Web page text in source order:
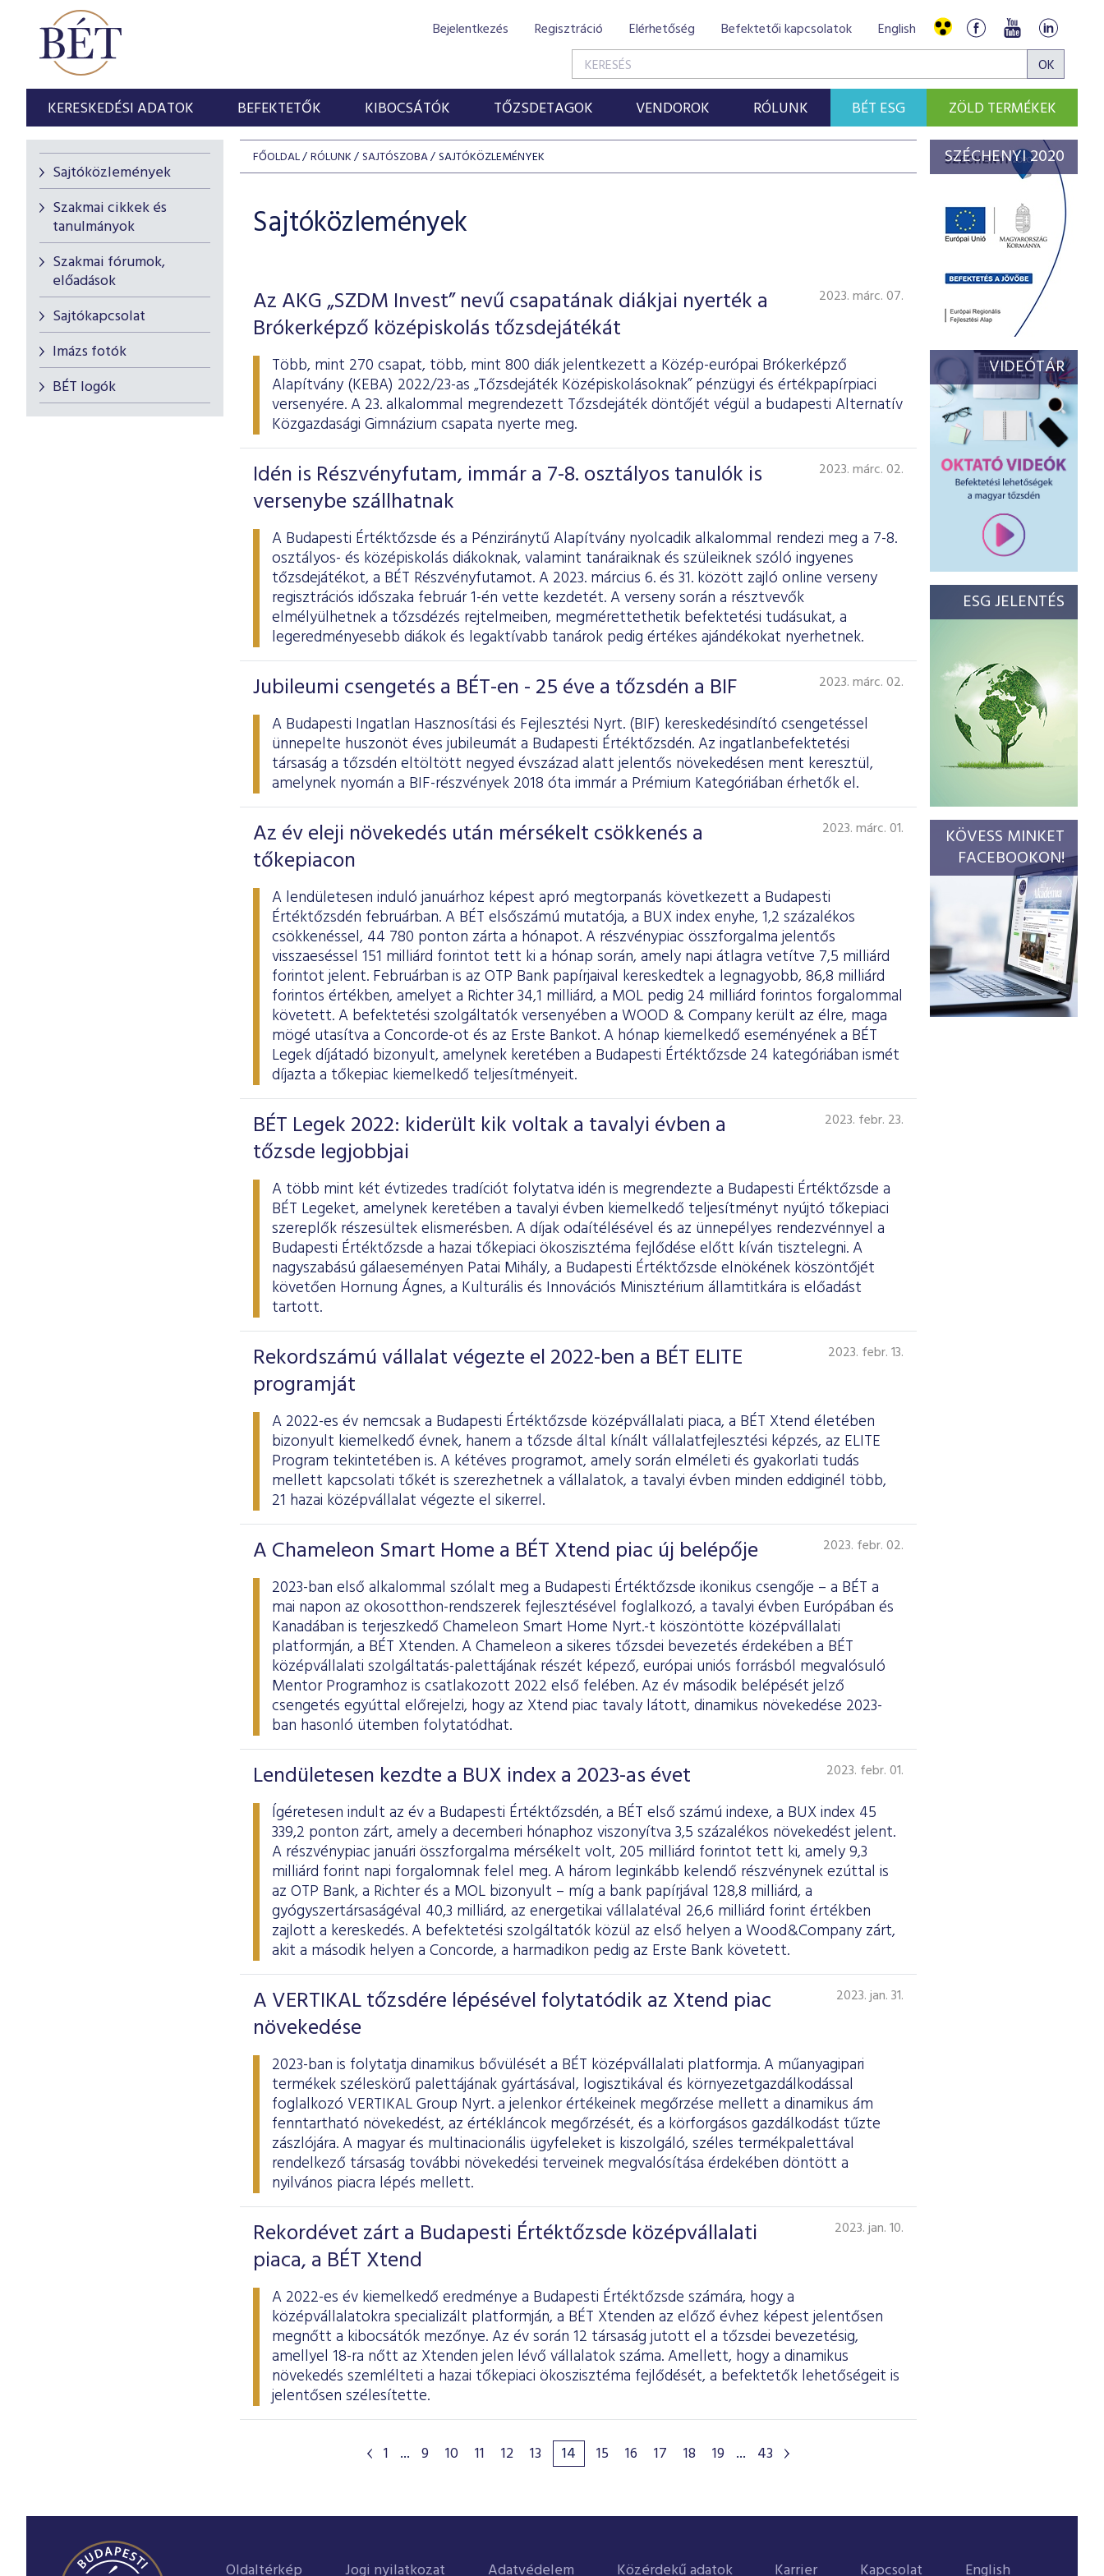
Bejelentkezés Regisztráció Elérhetőség Befektetői kapcsolatok English
KERESKEDÉSI ADATOK BEFEKTETŐK KIBOCSÁTÓK TŐZSDETAGOK VENDOROK RÓLUNK BÉT ESG ZÖLD TERMÉKEK
Sajtóközlemények
Szakmai cikkek és
tanulmányok
Szakmai fórumok,
előadások
Sajtókapcsolat
Imázs fotók
BÉT logók
FŐOLDAL RÓLUNK SAJTÓSZOBA SAJTÓKÖZLEMÉNYEK
Sajtóközlemények
Az AKG „SZDM Invest” nevű csapatának diákjai nyerték a
Brókerképző középiskolás tőzsdejátékát
2023. márc. 07.
Több, mint 270 csapat, több, mint 800 diák jelentkezett a Közép-európai Brókerképző
Alapítvány (KEBA) 2022/23-as „Tőzsdejáték Középiskolásoknak” pénzügyi és értékpapírpiaci
versenyére. A 23. alkalommal megrendezett Tőzsdejáték döntőjét végül a budapesti Alternatív
Közgazdasági Gimnázium csapata nyerte meg.
Idén is Részvényfutam, immár a 7-8. osztályos tanulók is
versenybe szállhatnak
2023. márc. 02.
A Budapesti Értéktőzsde és a Pénziránytű Alapítvány nyolcadik alkalommal rendezi meg a 7-8.
osztályos- és középiskolás diákoknak, valamint tanáraiknak és szüleiknek szóló ingyenes
tőzsdejátékot, a BÉT Részvényfutamot. A 2023. március 6. és 31. között zajló online verseny
regisztrációs időszaka február 1-én vette kezdetét. A verseny során a résztvevők
elmélyülhetnek a tőzsdézés rejtelmeiben, megmérettethetik befektetési tudásukat, a
legeredményesebb diákok és legaktívabb tanárok pedig értékes ajándékokat nyerhetnek.
Jubileumi csengetés a BÉT-en - 25 éve a tőzsdén a BIF 2023. márc. 02.
A Budapesti Ingatlan Hasznosítási és Fejlesztési Nyrt. (BIF) kereskedésindító csengetéssel
ünnepelte huszonöt éves jubileumát a Budapesti Értéktőzsdén. Az ingatlanbefektetési
társaság a tőzsdén eltöltött negyed évszázad alatt jelentős növekedésen ment keresztül,
amelynek nyomán a BIF-részvények 2018 óta immár a Prémium Kategóriában érhetők el.
Az év eleji növekedés után mérsékelt csökkenés a
tőkepiacon
2023. márc. 01.
A lendületesen induló januárhoz képest apró megtorpanás következett a Budapesti
Értéktőzsdén februárban. A BÉT elsőszámú mutatója, a BUX index enyhe, 1,2 százalékos
csökkenéssel, 44 780 ponton zárta a hónapot. A részvénypiac összforgalma jelentős
visszaeséssel 151 milliárd forintot tett ki a hónap során, amely napi átlagra vetítve 7,5 milliárd
forintot jelent. Februárban is az OTP Bank papírjaival kereskedtek a legnagyobb, 86,8 milliárd
forintos értékben, amelyet a Richter 34,1 milliárd, a MOL pedig 24 milliárd forintos forgalommal
követett. A befektetési szolgáltatók versenyében a WOOD & Company került az élre, maga
mögé utasítva a Concorde-ot és az Erste Bankot. A hónap kiemelkedő eseményének a BÉT
Legek díjátadó bizonyult, amelynek keretében a Budapesti Értéktőzsde 24 kategóriában ismét
díjazta a tőkepiac kiemelkedő teljesítményeit.
BÉT Legek 2022: kiderült kik voltak a tavalyi évben a
tőzsde legjobbjai
2023. febr. 23.
A több mint két évtizedes tradíciót folytatva idén is megrendezte a Budapesti Értéktőzsde a
BÉT Legeket, amelynek keretében a tavalyi évben kiemelkedő teljesítményt nyújtó tőkepiaci
szereplők részesültek elismerésben. A díjak odaítélésével és az ünnepélyes rendezvénnyel a
Budapesti Értéktőzsde a hazai tőkepiaci ökoszisztéma fejlődése előtt kíván tisztelegni. A
nagyszabású gálaeseményen Patai Mihály, a Budapesti Értéktőzsde elnökének köszöntőjét
követően Hornung Ágnes, a Kulturális és Innovációs Minisztérium államtitkára is előadást
tartott.
Rekordszámú vállalat végezte el 2022-ben a BÉT ELITE
programját
2023. febr. 13.
A 2022-es év nemcsak a Budapesti Értéktőzsde középvállalati piaca, a BÉT Xtend életében
bizonyult kiemelkedő évnek, hanem a tőzsde által kínált vállalatfejlesztési képzés, az ELITE
Program tekintetében is. A kétéves programot, amely során elméleti és gyakorlati tudás
mellett kapcsolati tőkét is szerezhetnek a vállalatok, a tavalyi évben minden eddiginél több,
21 hazai középvállalat végezte el sikerrel.
A Chameleon Smart Home a BÉT Xtend piac új belépője 2023. febr. 02.
2023-ban első alkalommal szólalt meg a Budapesti Értéktőzsde ikonikus csengője – a BÉT a
mai napon az okosotthon-rendszerek fejlesztésével foglalkozó, a tavalyi évben Európában és
Kanadában is terjeszkedő Chameleon Smart Home Nyrt.-t köszöntötte középvállalati
platformján, a BÉT Xtenden. A Chameleon a sikeres tőzsdei bevezetés érdekében a BÉT
középvállalati szolgáltatás-palettájának részét képező, európai uniós forrásból megvalósuló
Mentor Programhoz is csatlakozott 2022 első felében. Az év második belépését jelző
csengetés egyúttal előrejelzi, hogy az Xtend piac tavaly látott, dinamikus növekedése 2023-
ban hasonló ütemben folytatódhat.
Lendületesen kezdte a BUX index a 2023-as évet 2023. febr. 01.
Ígéretesen indult az év a Budapesti Értéktőzsdén, a BÉT első számú indexe, a BUX index 45
339,2 ponton zárt, amely a decemberi hónaphoz viszonyítva 3,5 százalékos növekedést jelent.
A részvénypiac januári összforgalma mérsékelt volt, 205 milliárd forintot tett ki, amely 9,3
milliárd forint napi forgalomnak felel meg. A három leginkább kelendő részvénynek ezúttal is
az OTP Bank, a Richter és a MOL bizonyult – míg a bank papírjával 128,8 milliárd, a
gyógyszertársaságéval 40,3 milliárd, az energetikai vállalatéval 26,6 milliárd forint értékben
zajlott a kereskedés. A befektetési szolgáltatók közül az első helyen a Wood&Company zárt,
akit a második helyen a Concorde, a harmadikon pedig az Erste Bank követett.
A VERTIKAL tőzsdére lépésével folytatódik az Xtend piac
növekedése
2023. jan. 31.
2023-ban is folytatja dinamikus bővülését a BÉT középvállalati platformja. A műanyagipari
termékek széleskörű palettájának gyártásával, logisztikával és környezetgazdálkodással
foglalkozó VERTIKAL Group Nyrt. a jelenkor értékeinek megőrzése mellett a dinamikus ám
fenntartható növekedést, az értékláncok megőrzését, és a körforgásos gazdálkodást tűzte
zászlójára. A magyar és multinacionális ügyfeleket is kiszolgáló, széles termékpalettával
rendelkező társaság további növekedési terveinek megvalósítása érdekében döntött a
nyilvános piacra lépés mellett.
Rekordévet zárt a Budapesti Értéktőzsde középvállalati
piaca, a BÉT Xtend
2023. jan. 10.
A 2022-es év kiemelkedő eredménye a Budapesti Értéktőzsde számára, hogy a
középvállalatokra specializált platformján, a BÉT Xtenden az előző évhez képest jelentősen
megnőtt a kibocsátók mezőnye. Az év során 12 társaság jutott el a tőzsdei bevezetésig,
amellyel 18-ra nőtt az Xtenden jelen lévő vállalatok száma. Amellett, hogy a dinamikus
növekedés szemlélteti a hazai tőkepiaci ökoszisztéma fejlődését, a befektetők lehetőségeit is
jelentősen szélesítette.
1 ... 9 10 11 12 13 14 15 16 17 18 19 ... 43
SZÉCHENYI 2020
VIDEÓTÁR
ESG JELENTÉS
KÖVESS MINKET
FACEBOOKON!
Oldaltérkép Jogi nyilatkozat Adatvédelem Közérdekű adatok Karrier Kapcsolat English